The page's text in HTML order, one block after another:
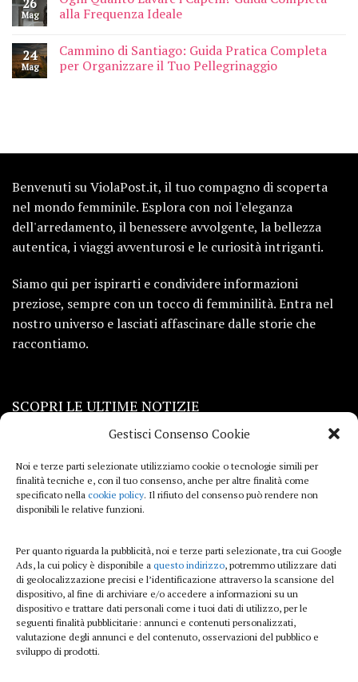
Gestisci Consenso Cookie
Noi e terze parti selezionate utilizziamo cookie o tecnologie simili per
finalità tecniche e, con il tuo consenso, anche per altre finalità come
specificato nella cookie policy. Il rifiuto del consenso può rendere non
disponibili le relative funzioni.
Per quanto riguarda la pubblicità, noi e terze parti selezionate, tra cui Google
Ads, la cui policy è disponibile a questo indirizzo, potremmo utilizzare dati
di geolocalizzazione precisi e l’identificazione attraverso la scansione del
dispositivo, al fine di archiviare e/o accedere a informazioni su un
dispositivo e trattare dati personali come i tuoi dati di utilizzo, per le
seguenti finalità pubblicitarie: annunci e contenuti personalizzati,
valutazione degli annunci e del contenuto, osservazioni del pubblico e
sviluppo di prodotti.
Mag
alla Frequenza Ideale
24
Mag
Cammino di Santiago: Guida Pratica Completa
per Organizzare il Tuo Pellegrinaggio
Benvenuti su ViolaPost.it, il tuo compagno di scoperta
nel mondo femminile. Esplora con noi l'eleganza
dell'arredamento, il benessere avvolgente, la bellezza
autentica, i viaggi avventurosi e le curiosità intriganti.
Siamo qui per ispirarti e condividere informazioni
preziose, sempre con un tocco di femminilità. Entra nel
nostro universo e lasciati affascinare dalle storie che
raccontiamo.
SCOPRI LE ULTIME NOTIZIE
Viaggi
Beauty e benessere
Curiosità
Lifestyle
Sport
iTech